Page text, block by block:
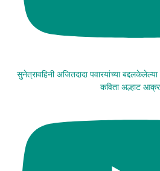
सुनेत्रावहिनी अजितदादा पवारयांच्या बद्दलकेलेल्या
कविता अल्हाट